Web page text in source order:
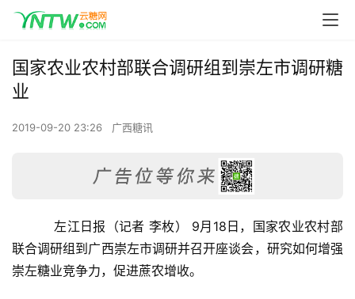
国家农业农村部联合调研组到崇左市调研糖
业
2019-09-20 23:26 广西糖讯
联合调研组到广西崇左市调研并召开座谈会，研究如何增强
崇左糖业竞争力，促进蔗农增收。